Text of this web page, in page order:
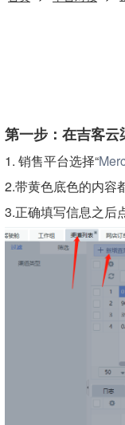
第一步：在吉客
1. 销售平台选择“
2.带黄色底色的内容
3.正确填写信息之后